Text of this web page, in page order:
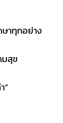
ษาทุกอย่าง
มสุข
”